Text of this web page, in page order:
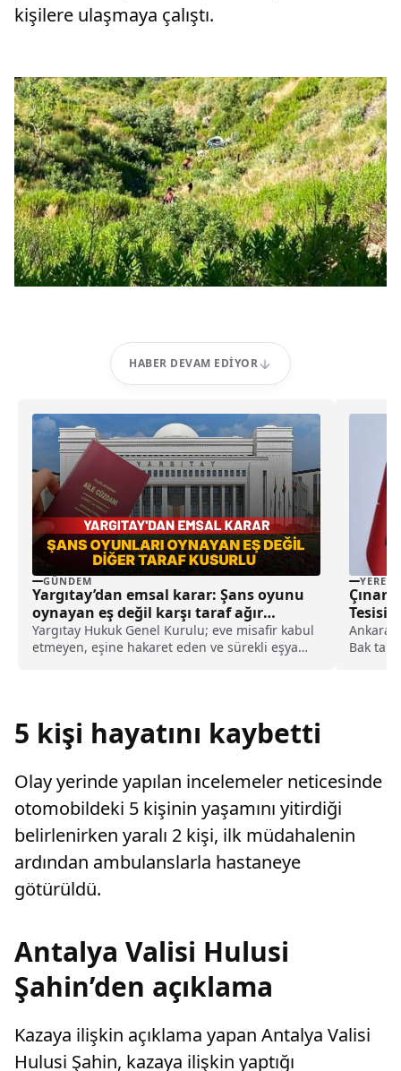
kişilere ulaşmaya çalıştı.
HABER DEVAM EDIYOR
GÜNDEM
Yargıtay’dan emsal karar: Şans oyunu
oynayan eş değil karşı taraf ağır
kusurlu sayıldı
Yargıtay Hukuk Genel Kurulu; eve misafir kabul
etmeyen, eşine hakaret eden ve sürekli eşya
YEREL
Tesisi
Bak
5 kişi hayatını kaybetti
Olay yerinde yapılan incelemeler neticesinde
otomobildeki 5 kişinin yaşamını yitirdiği
belirlenirken yaralı 2 kişi, ilk müdahalenin
ardından ambulanslarla hastaneye
götürüldü.
Antalya Valisi Hulusi
Şahin’den açıklama
Kazaya ilişkin açıklama yapan Antalya Valisi
Hulusi Şahin, kazaya ilişkin yaptığı